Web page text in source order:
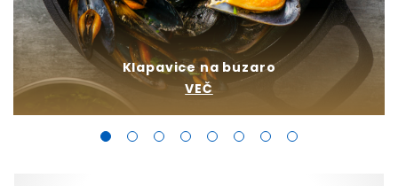
Klapavice na buzaro
VEČ